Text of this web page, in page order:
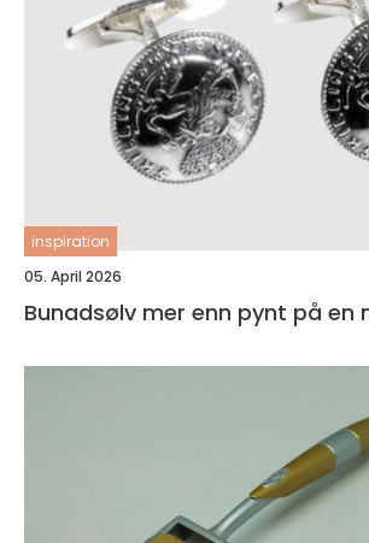
inspiration
05. April 2026
Bunadsølv mer enn pynt